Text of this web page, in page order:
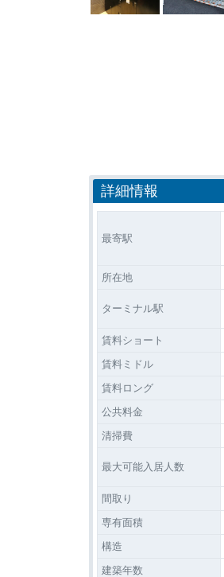
詳細情報
最寄駅
所在地
ターミナル駅
賃料ショート
賃料ミドル
賃料ロング
公共料金
清掃費
最大可能入居人数
間取り
専有面積
構造
建築年数